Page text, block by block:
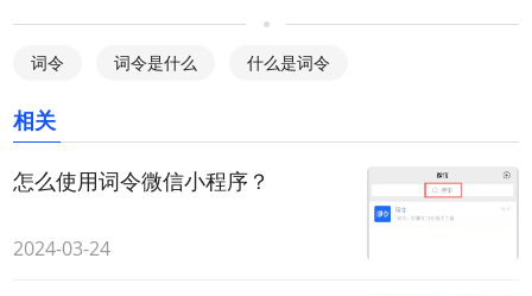
词令 词令是什么 什么是词令
相关
怎么使用词令微信小程序？
2024-03-24